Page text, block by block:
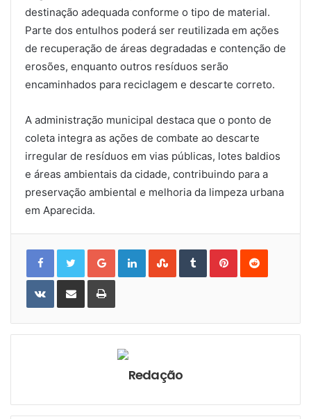
destinação adequada conforme o tipo de material.
Parte dos entulhos poderá ser reutilizada em ações
de recuperação de áreas degradadas e contenção de
erosões, enquanto outros resíduos serão
encaminhados para reciclagem e descarte correto.
A administração municipal destaca que o ponto de
coleta integra as ações de combate ao descarte
irregular de resíduos em vias públicas, lotes baldios
e áreas ambientais da cidade, contribuindo para a
preservação ambiental e melhoria da limpeza urbana
em Aparecida.
Google+LinkedInStumbleUpon
TumblrPinterestReddit
VKontakteShare
Email
Print
Redação